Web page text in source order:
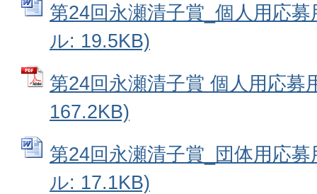
第24回永瀬清子賞_個人用応
ル: 19.5KB)
第24回永瀬清子賞 個人用応募
167.2KB)
第24回永瀬清子賞_団体用応
ル: 17.1KB)